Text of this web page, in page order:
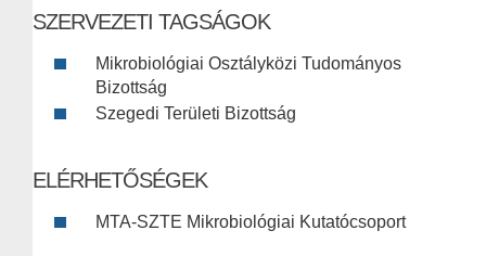
SZERVEZETI TAGSÁGOK
Mikrobiológiai Osztályközi Tudományos
Bizottság
Szegedi Területi Bizottság
ELÉRHETŐSÉGEK
MTA-SZTE Mikrobiológiai Kutatócsoport